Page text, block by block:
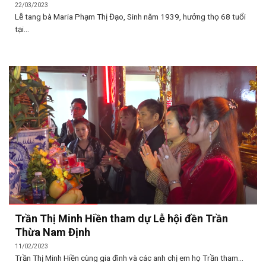
22/03/2023
Lễ tang bà Maria Phạm Thị Đạo, Sinh năm 1939, hưởng thọ 68 tuổi
tại...
Trần Thị Minh Hiền tham dự Lễ hội đền Trần
Thừa Nam Định
11/02/2023
Trần Thị Minh Hiền cùng gia đình và các anh chị em họ Trần tham...